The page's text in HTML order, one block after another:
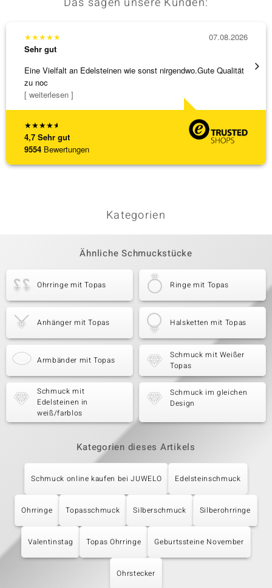
★★★★★
4,7 Sehr gut
9554 Bewertungen
★★★★★
Sehr gut
Eine Vielfalt an Edelsteinen wie sonst nirgendwo.Gute Qualität
zu noc
[ weiterlesen ]
07.08.2026
Kategorien
Ähnliche Schmuckstücke
Ohrringe mit Topas Ringe mit Topas
Anhänger mit Topas Halsketten mit Topas
Armbänder mit Topas
Schmuck mit Weißer
Topas
Schmuck mit
Edelsteinen in
weiß/farblos
Schmuck im gleichen
Design
Kategorien dieses Artikels
Schmuck online kaufen bei JUWELO Edelsteinschmuck
Ohrringe Topasschmuck Silberschmuck Silberohrringe
Valentinstag Topas Ohrringe Geburtssteine November
Ohrstecker